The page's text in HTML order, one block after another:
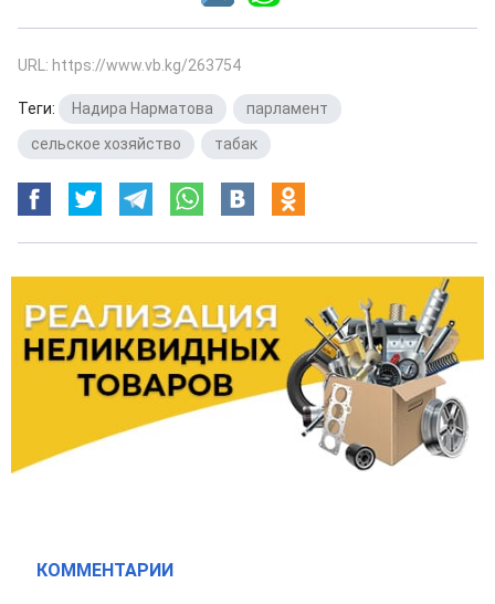
URL: https://www.vb.kg/263754
Теги: Надира Нарматова парламент
сельское хозяйство
табак
КОММЕНТАРИИ